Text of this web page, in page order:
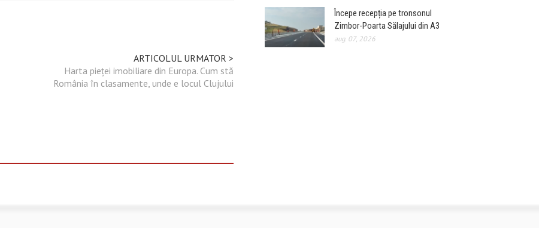
ARTICOLUL URMATOR >
Harta pieței imobiliare din Europa. Cum stă
România în clasamente, unde e locul Clujului
Începe recepția pe tronsonul
Zimbor-Poarta Sălajului din A3
aug. 07, 2026